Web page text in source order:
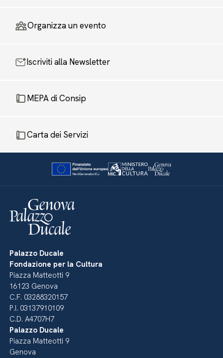
Organizza un evento
Iscriviti alla Newsletter
MEPA di Consip
Carta dei Servizi
Palazzo Ducale
Fondazione per la Cultura
Piazza Matteotti 9
16123 Genova
C.F. 03288320157
P.I. 03137910109
C.D. A4707H7
Palazzo Ducale
Piazza Matteotti 9
Genova